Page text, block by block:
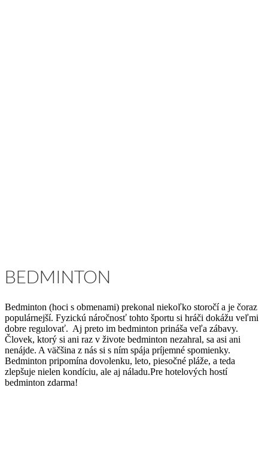
BEDMINTON
Bedminton (hoci s obmenami) prekonal niekoľko storočí a je čoraz
populárnejší. Fyzickú náročnosť tohto športu si hráči dokážu veľmi
dobre regulovať. Aj preto im bedminton prináša veľa zábavy.
Človek, ktorý si ani raz v živote bedminton nezahral, sa asi ani
nenájde. A väčšina z nás si s ním spája príjemné spomienky.
Bedminton pripomína dovolenku, leto, piesočné pláže, a teda
zlepšuje nielen kondíciu, ale aj náladu.Pre hotelových hostí
bedminton zdarma!